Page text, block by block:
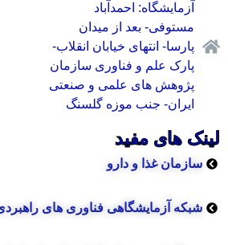
آزمایشگاه: احمدآباد
مستوفی- بعد از میدان
پارسا- انتهای خیابان انقلاب-
پارک علم و فناوری سازمان
پژوهش های علمی و صنعتی
ایران- جنب موزه گلسنگ
لینک های مفید
سازمان غذا و دارو
شبکه آزمایشگاهی فناوری های